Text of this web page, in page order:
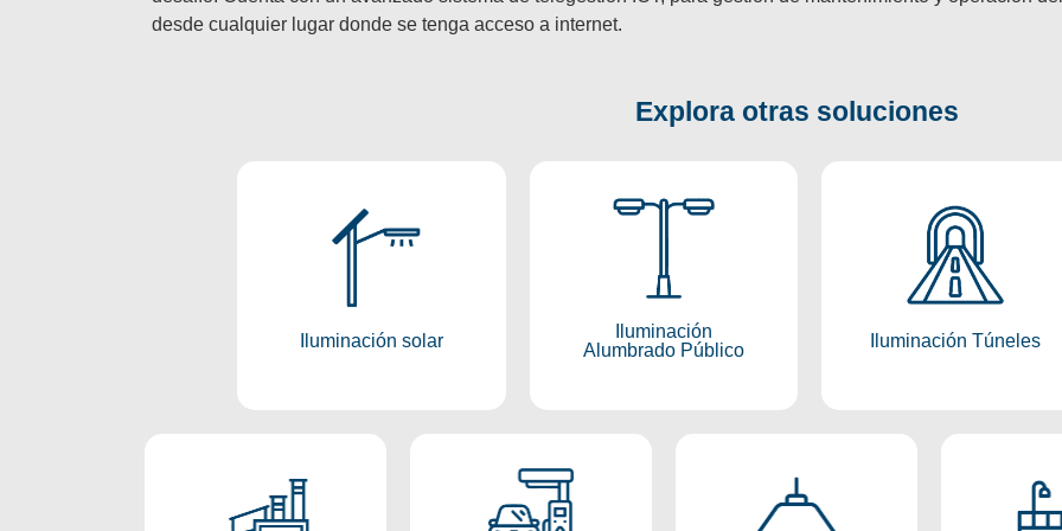
desde cualquier lugar donde se tenga acceso a internet.
Explora otras soluciones
Iluminación solar
Iluminación
Iluminación
Alumbrado Público
Iluminación
Público
Conocer más Iluminación Túneles
Iluminación
Túneles
Iluminación
Industrial
Iluminación
Estaciones
Iluminación
Decorativa